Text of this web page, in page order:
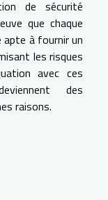
de sécurité
que chaque
à fournir un
les risques
avec ces
des
raisons.